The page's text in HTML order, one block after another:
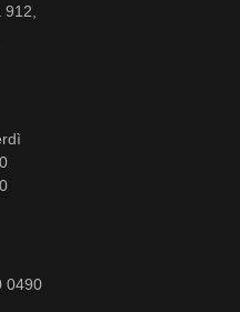
0490